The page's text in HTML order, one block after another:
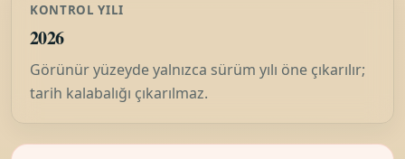
KONTROL YILI
2026
Görünür yüzeyde yalnızca sürüm yılı öne çıkarılır;
tarih kalabalığı çıkarılmaz.